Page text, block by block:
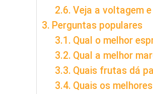
Veja a voltagem
Perguntas populares
Qual o melhor
Qual a melhor
Quais frutas dá
Quais os